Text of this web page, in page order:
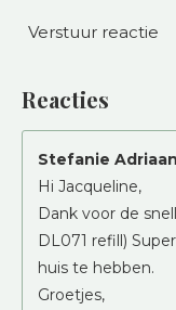
Verstuur reactie
Reacties
Stefanie
Hi Jacqueline,
Dank voor de
DL071 refill)
huis te hebben.
Groetjes,